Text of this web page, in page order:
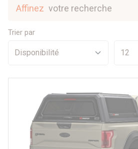
Trier par
Affinez votre recherche
Promotions